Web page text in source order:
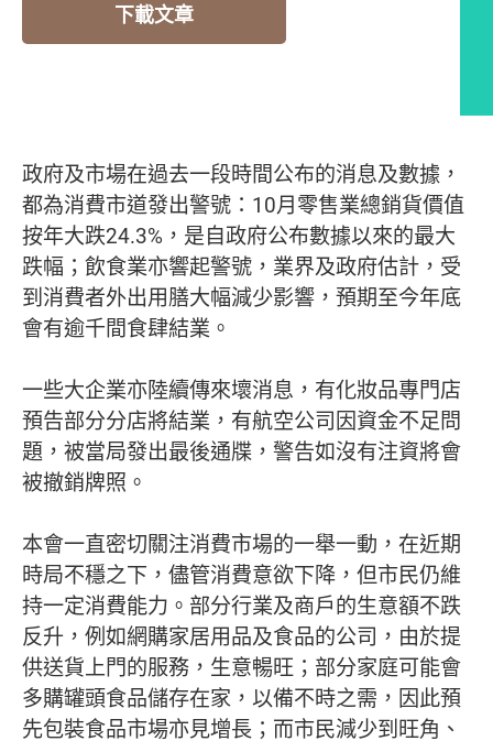
下載文章
政府及市場在過去一段時間公布的消息及數據，
都為消費市道發出警號：10月零售業總銷貨價值
按年大跌24.3%，是自政府公布數據以來的最大
跌幅；飲食業亦響起警號，業界及政府估計，受
到消費者外出用膳大幅減少影響，預期至今年底
會有逾千間食肆結業。
一些大企業亦陸續傳來壞消息，有化妝品專門店
預告部分分店將結業，有航空公司因資金不足問
題，被當局發出最後通牒，警告如沒有注資將會
被撤銷牌照。
本會一直密切關注消費市場的一舉一動，在近期
時局不穩之下，儘管消費意欲下降，但市民仍維
持一定消費能力。部分行業及商戶的生意額不跌
反升，例如網購家居用品及食品的公司，由於提
供送貨上門的服務，生意暢旺；部分家庭可能會
多購罐頭食品儲存在家，以備不時之需，因此預
先包裝食品市場亦見增長；而市民減少到旺角、